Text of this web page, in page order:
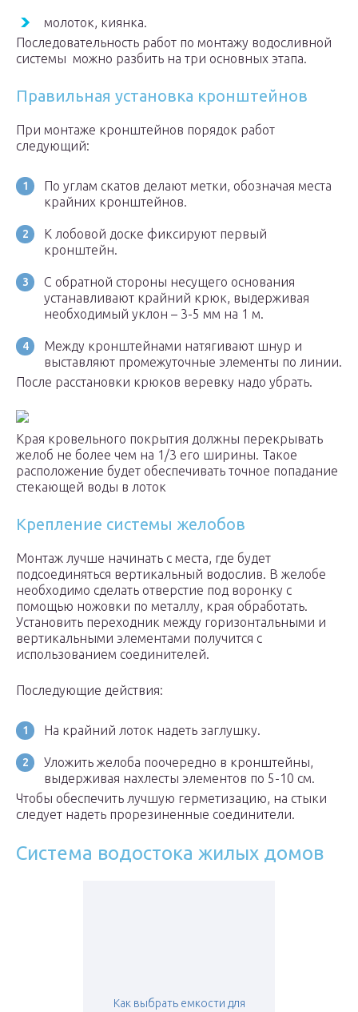
молоток, киянка.
Последовательность работ по монтажу водосливной
системы можно разбить на три основных этапа.
Правильная установка кронштейнов
При монтаже кронштейнов порядок работ
следующий:
По углам скатов делают метки, обозначая места
крайних кронштейнов.
К лобовой доске фиксируют первый
кронштейн.
С обратной стороны несущего основания
устанавливают крайний крюк, выдерживая
необходимый уклон – 3-5 мм на 1 м.
Между кронштейнами натягивают шнур и
выставляют промежуточные элементы по линии.
После расстановки крюков веревку надо убрать.
Края кровельного покрытия должны перекрывать
желоб не более чем на 1/3 его ширины. Такое
расположение будет обеспечивать точное попадание
стекающей воды в лоток
Крепление системы желобов
Монтаж лучше начинать с места, где будет
подсоединяться вертикальный водослив. В желобе
необходимо сделать отверстие под воронку с
помощью ножовки по металлу, края обработать.
Установить переходник между горизонтальными и
вертикальными элементами получится с
использованием соединителей.
Последующие действия:
На крайний лоток надеть заглушку.
Уложить желоба поочередно в кронштейны,
выдерживая нахлесты элементов по 5-10 см.
Чтобы обеспечить лучшую герметизацию, на стыки
следует надеть прорезиненные соединители.
Система водостока жилых домов
Как выбрать емкости для